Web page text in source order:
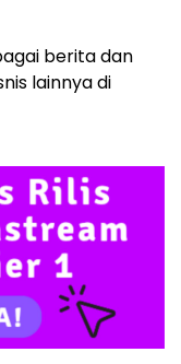
berita dan
lainnya di